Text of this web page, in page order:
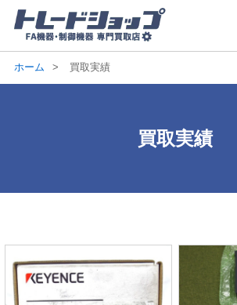
ホーム 買取実績
買取実績